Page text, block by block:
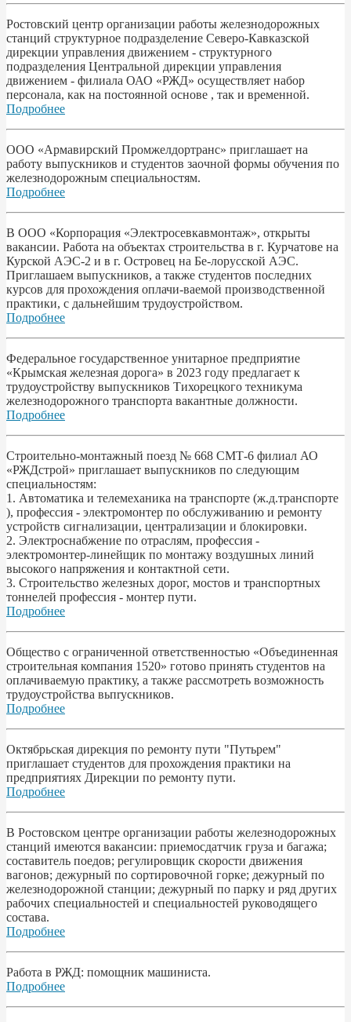
Ростовский центр организации работы железнодорожных
станций структурное подразделение Северо-Кавказской
дирекции управления движением - структурного
подразделения Центральной дирекции управления
движением - филиала ОАО «РЖД» осуществляет набор
персонала, как на постоянной основе , так и временной.
Подробнее
ООО «Армавирский Промжелдортранс» приглашает на
работу выпускников и студентов заочной формы обучения по
железнодорожным специальностям.
Подробнее
В ООО «Корпорация «Электросевкавмонтаж», открыты
вакансии. Работа на объектах строительства в г. Курчатове на
Курской АЭС-2 и в г. Островец на Бе-лорусской АЭС.
Приглашаем выпускников, а также студентов последних
курсов для прохождения оплачи-ваемой производственной
практики, с дальнейшим трудоустройством.
Подробнее
Федеральное государственное унитарное предприятие
«Крымская железная дорога» в 2023 году предлагает к
трудоустройству выпускников Тихорецкого техникума
железнодорожного транспорта вакантные должности.
Подробнее
Строительно-монтажный поезд № 668 СМТ-6 филиал АО
«РЖДстрой» приглашает выпускников по следующим
специальностям:
1. Автоматика и телемеханика на транспорте (ж.д.транспорте
), профессия - электромонтер по обслуживанию и ремонту
устройств сигнализации, централизации и блокировки.
2. Электроснабжение по отраслям, профессия -
электромонтер-линейщик по монтажу воздушных линий
высокого напряжения и контактной сети.
3. Строительство железных дорог, мостов и транспортных
тоннелей профессия - монтер пути.
Подробнее
Общество с ограниченной ответственностью «Объединенная
строительная компания 1520» готово принять студентов на
оплачиваемую практику, а также рассмотреть возможность
трудоустройства вьпrускников.
Подробнее
Октябрьская дирекция по ремонту пути "Путьрем"
приглашает студентов для прохождения практики на
предприятиях Дирекции по ремонту пути.
Подробнее
В Ростовском центре организации работы железнодорожных
станций имеются вакансии: приемосдатчик груза и багажа;
составитель поедов; регулировщик скорости движения
вагонов; дежурный по сортировочной горке; дежурный по
железнодорожной станции; дежурный по парку и ряд других
рабочих специальностей и специальностей руководящего
состава.
Подробнее
Работа в РЖД: помощник машиниста.
Подробнее